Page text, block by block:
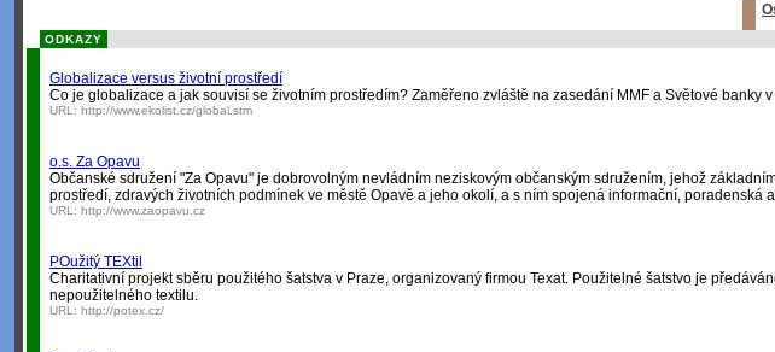
ODKAZY
Globalizace versus životní prostředí
Co je globalizace a jak souvisí se životním prostředím? Zaměřeno zvláště na zasedání MMF a Světové banky
URL: http://www.ekolist.cz/global.stm
o.s. Za Opavu
Občanské sdružení "Za Opavu" je dobrovolným nevládním neziskovým občanským sdružením, jehož
prostředí, zdravých životních podmínek ve městě Opavě a jeho okolí, a s ním spojená informační, poradenská
URL: http://www.zaopavu.cz
POužitý TEXtil
Charitativní projekt sběru použitého šatstva v Praze, organizovaný firmou Texat. Použitelné šatstvo je
nepoužitelného textilu.
URL: http://potex.cz/